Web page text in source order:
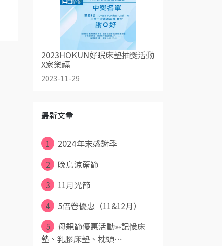
2023HOKUN好眠床墊抽獎活動
X家樂福
2023-11-29
最新文章
1
2024年末感謝季
2
晚鳥涼蓆節
3
11月光節
4
5倍卷優惠（11&12月）
5
母親節優惠活動➳記憶床
墊、乳膠床墊、枕頭⋯